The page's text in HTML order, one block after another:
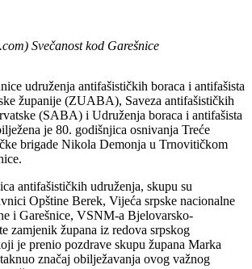
Svečanost kod Garešnice
udruženja antifašističkih boraca i antifašista
županije (ZUABA), Saveza antifašističkih
(SABA) i Udruženja boraca i antifašista
je 80. godišnjica osnivanja Treće
brigade Nikola Demonja u Trnovitičkom
antifašističkih udruženja, skupu su
Opštine Berek, Vijeća srpske nacionalne
i Garešnice, VSNM-a Bjelovarsko-
zamjenik župana iz redova srpskog
je prenio pozdrave skupu župana Marka
značaj obilježavanja ovog važnog